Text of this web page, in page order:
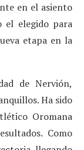
en el asiento
el elegido para
etapa en la
de Nervión,
Ha sido
Oromana
Como